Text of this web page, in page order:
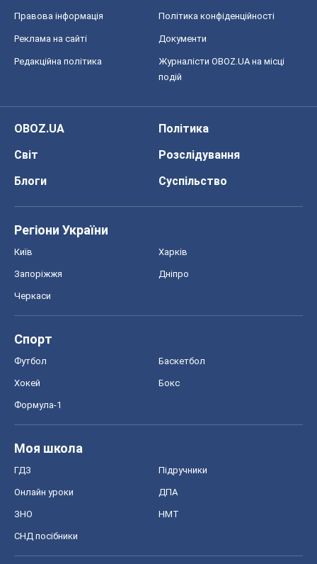
Правова інформація Політика конфіденційності
Реклама на сайті Документи
Редакційна політика
Журналісти OBOZ.UA на місці
подій
OBOZ.UA
Політика
Світ
Розслідування
Блоги
Суспільство
Регіони України
Київ Харків
Запоріжжя Дніпро
Черкаси
Спорт
Футбол Баскетбол
Хокей Бокс
Формула-1
Моя школа
ГДЗ Підручники
Онлайн уроки ДПА
ЗНО НМТ
СНД посібники